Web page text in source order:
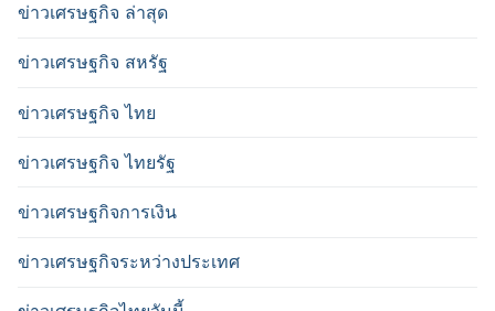
ข่าวเศรษฐกิจ ล่าสุด
ข่าวเศรษฐกิจ สหรัฐ
ข่าวเศรษฐกิจ ไทย
ข่าวเศรษฐกิจ ไทยรัฐ
ข่าวเศรษฐกิจการเงิน
ข่าวเศรษฐกิจระหว่างประเทศ